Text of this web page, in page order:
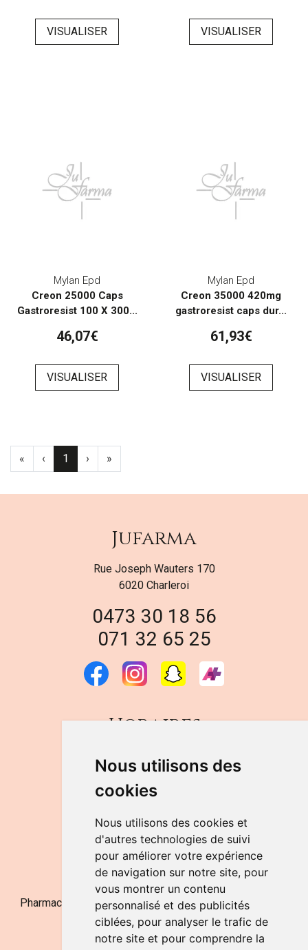
Nous utilisons des
cookies
Nous utilisons des cookies et
d'autres technologies de suivi
pour améliorer votre expérience
de navigation sur notre site, pour
vous montrer un contenu
personnalisé et des publicités
ciblées, pour analyser le trafic de
notre site et pour comprendre la
VISUALISER VISUALISER
Mylan Epd
Creon 25000 Caps
Gastroresist 100 X 300...
46,07€
VISUALISER
Mylan Epd
Creon 35000 420mg
gastroresist caps dur...
61,93€
VISUALISER
« ‹ 1 › »
Jufarma
Rue Joseph Wauters 170
6020 Charleroi
0473 30 18 56
071 32 65 25
Horaires
DU LUNDI AU VENDREDI
de 9h à 12h30 et de 14h à 18h
LE SAMEDI
de 9h à 12h30
NOUS CONTACTER
Pharmacie Jufarma - Fatima Abachra - APB 521704 - N°
Entreprise BE0882-700-592